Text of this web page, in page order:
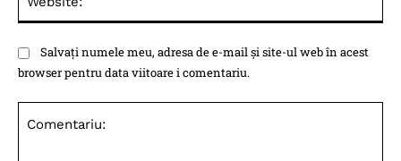
Salvați numele meu, adresa de e-mail și site-ul web în acest
browser pentru data viitoare i comentariu.